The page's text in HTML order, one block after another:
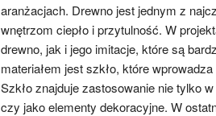
aranżacjach. Drewno jest jednym z
wnętrzom ciepło i przytulność. W
drewno, jak i jego imitacje, które są
materiałem jest szkło, które
Szkło znajduje zastosowanie nie tylko
czy jako elementy dekoracyjne. W